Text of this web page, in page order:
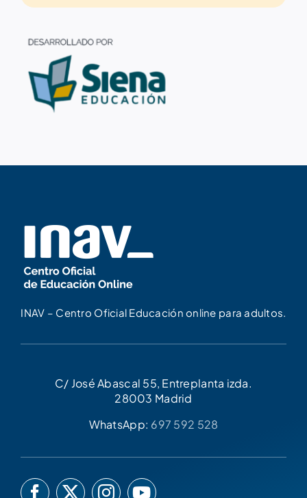
INAV – Centro Oficial Educación online para adultos.
C/ José Abascal 55, Entreplanta izda.
28003 Madrid
WhatsApp: 697 592 528